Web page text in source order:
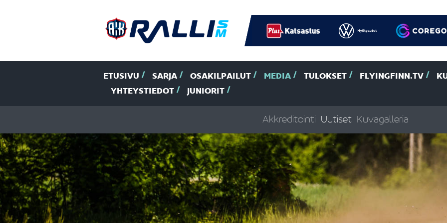
ETUSIVU SARJA OSAKILPAILUT MEDIA TULOKSET FLYINGFINN.TV
YHTEYSTIEDOT
JUNIORIT
Akkreditointi Uutiset Kuvagalleria